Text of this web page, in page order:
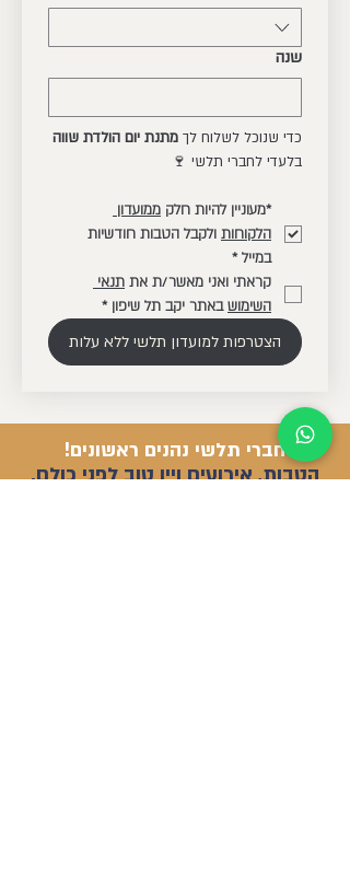
שנה
כדי שנוכל לשלוח לך מתנת יום הולדת שווה
בלעדי לחברי תלשי 🍷
*מעוניין להיות חלק
הלקוחות
במייל *
קראתי ואני מאשר/ת את
השימוש באתר יקב תל שיפון *
הצטרפות למועדון תלשי ללא עלות
חברי תלשי נהנים ראשונים!
הטבות, אירועים ויין טוב לפני כולם.